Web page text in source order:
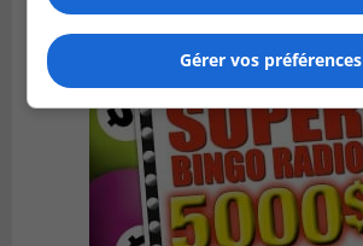
Gérer vos préférences